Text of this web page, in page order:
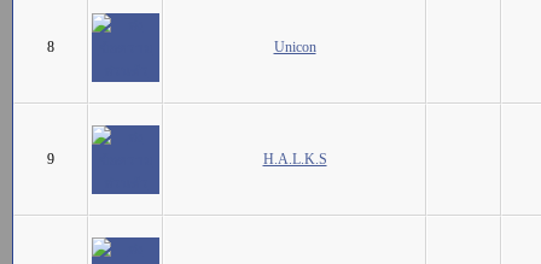
8 Unicon
9 H.A.L.K.S